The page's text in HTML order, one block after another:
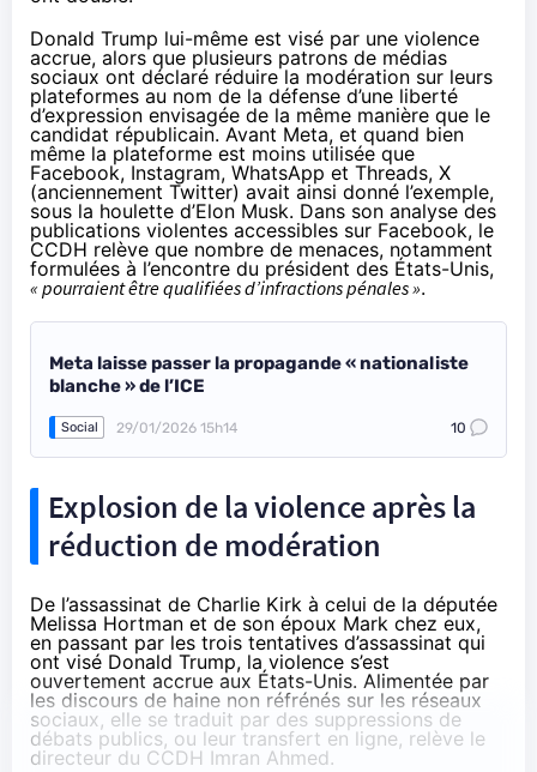
Donald Trump lui-même est visé par une violence
accrue, alors que plusieurs patrons de médias
sociaux ont déclaré réduire la modération sur leurs
plateformes au nom de la défense d’une liberté
d’expression envisagée de la même manière que le
candidat républicain. Avant Meta, et quand bien
même la plateforme est moins utilisée que
Facebook, Instagram, WhatsApp et Threads, X
(anciennement Twitter) avait ainsi donné l’exemple,
sous la houlette d’Elon Musk. Dans son analyse des
publications violentes accessibles sur Facebook, le
CCDH relève que nombre de menaces, notamment
formulées à l’encontre du président des États-Unis,
« pourraient être qualifiées d’infractions pénales ».
Meta laisse passer la propagande « nationaliste
blanche » de l’ICE
Social 29/01/2026 15h14 10
Explosion de la violence après la
réduction de modération
De l’assassinat de Charlie Kirk à celui de la députée
Melissa Hortman et de son époux Mark chez eux,
en passant par les trois tentatives d’assassinat qui
ont visé Donald Trump, la violence s’est
ouvertement accrue aux États-Unis. Alimentée par
les discours de haine non réfrénés sur les réseaux
sociaux, elle se traduit par des suppressions de
débats publics, ou leur transfert en ligne, relève le
directeur du CCDH Imran Ahmed.